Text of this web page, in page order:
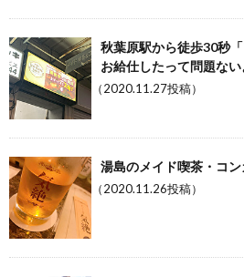
秋葉原駅から徒歩30秒
お給仕したって問題ない
（2020.11.27投稿）
湯島のメイド喫茶・コン
（2020.11.26投稿）